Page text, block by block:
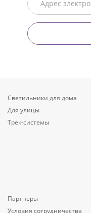
Светильники для дома
Для улицы
Трек-системы
Партнеры
Условия сотрудничества